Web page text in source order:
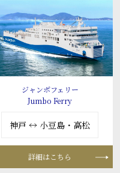
ジャンボフェリー
Jumbo Ferry
神戸 ↔ 小豆島・高松
詳細はこちら